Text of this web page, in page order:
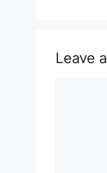
Leave